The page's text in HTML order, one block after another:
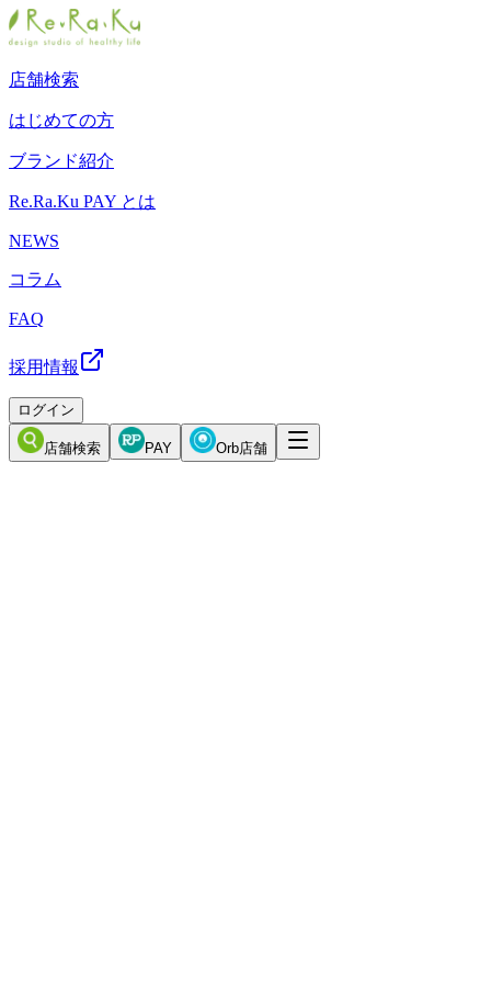
店舗検索
はじめての方
ブランド紹介
Re.Ra.Ku PAY とは
NEWS
コラム
FAQ
採用情報
ログイン
店舗検索 PAY Orb店舗